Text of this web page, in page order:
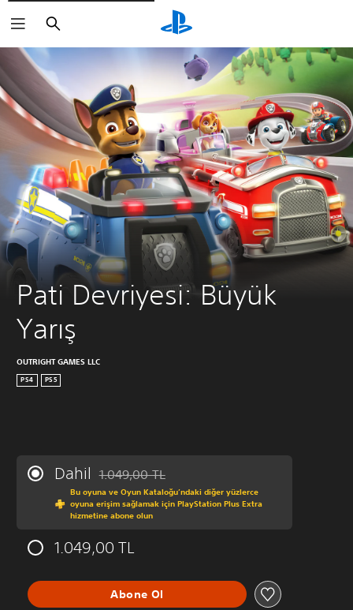
Arama
Pati Devriyesi: Büyük
Yarış
OUTRIGHT GAMES LLC
PS4 PS5
Dahil Orijinal fiyat olan 1.049,00 TL üzerinden indirim
1.049,00 TL
Bu oyuna ve Oyun Kataloğu’ndaki diğer yüzlerce
oyuna erişim sağlamak için PlayStation Plus Extra
hizmetine abone olun
1.049,00 TL
Abone Ol